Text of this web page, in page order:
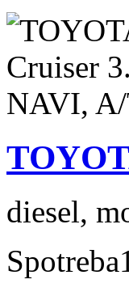
diesel,
Spotreba